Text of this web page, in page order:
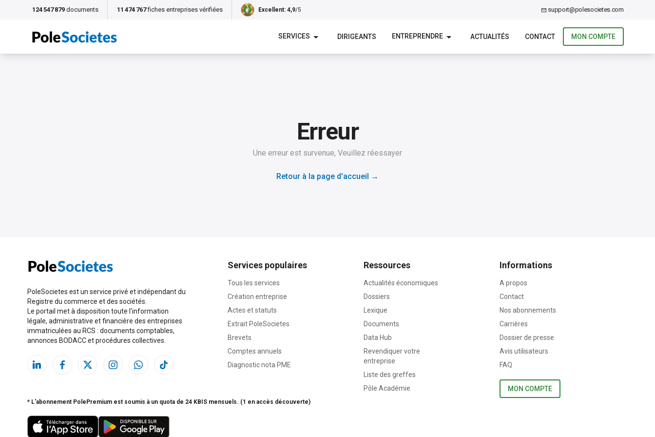
124 547 879 documents 11 474 767 fiches entreprises vérifiées Excellent: 4,9/5 support@polesocietes.com
SERVICES DIRIGEANTS ENTREPRENDRE ACTUALITÉS CONTACT MON COMPTE
Erreur
Une erreur est survenue, Veuillez réessayer
Retour à la page d'accueil →
PoleSocietes est un service privé et indépendant du
Registre du commerce et des sociétés.
Le portail met à disposition toute l'information
légale, administrative et financière des entreprises
immatriculées au RCS : documents comptables,
annonces BODACC et procédures collectives.
Services populaires
Tous les services
Création entreprise
Actes et statuts
Extrait PoleSocietes
Brevets
Comptes annuels
Diagnostic nota PME
Ressources
Actualités économiques
Dossiers
Lexique
Documents
Data Hub
Revendiquer votre
entreprise
Liste des greffes
Pôle Académie
Informations
A propos
Contact
Nos abonnements
Carrières
Dossier de presse
Avis utilisateurs
FAQ
MON COMPTE
* L'abonnement PolePremium est soumis à un quota de 24 KBIS mensuels. (1 en accès découverte)